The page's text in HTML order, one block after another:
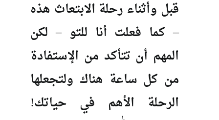
قبل وأثناء رحلة الابتعاث هذه
– كما فعلت أنا للتو – لكن
المهم أن تتأكد من الإستفادة
من كل ساعة هناك ولتجعلها
الرحلة الأهم في حياتك!